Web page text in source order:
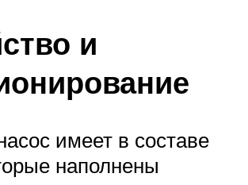
и
имеет в составе
наполнены